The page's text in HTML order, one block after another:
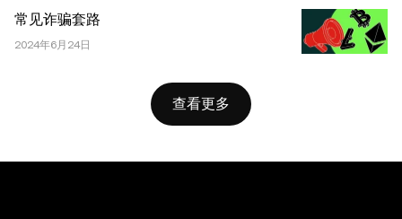
常见诈骗套路
2024年6月24日
查看更多